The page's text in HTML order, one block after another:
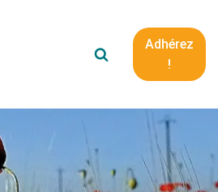
Adhérez
!